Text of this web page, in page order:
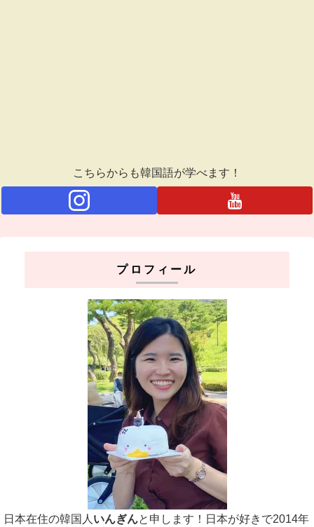
こちらからも韓国語が学べます！
プロフィール
日本在住の韓国人 いんぎんと申します！日本が好きで2014年